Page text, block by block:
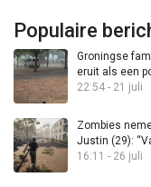
Populaire
Groningse
eruit als een
22:54 - 21 juli
Zombies
Justin (29):
16:11 - 26 juli